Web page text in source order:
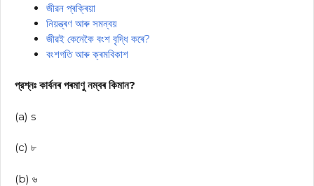
জীৱন প্ৰক্ৰিয়া
নিয়ন্ত্ৰণ আৰু সমন্বয়
জীৱই কেনেকৈ বংশ বৃদ্ধি কৰে?
বংশগতি আৰু ক্ৰমবিকাশ
প্রশ্নঃ কাৰ্বনৰ পৰমাণু নম্বৰ কিমান?
(a) s
(c) ৮
(b) ৬